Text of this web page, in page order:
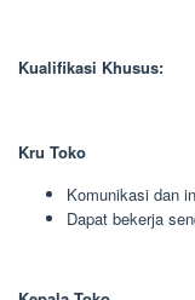
Kualifikasi Khusus:
Kru Toko
Komunikasi dan
Dapat bekerja